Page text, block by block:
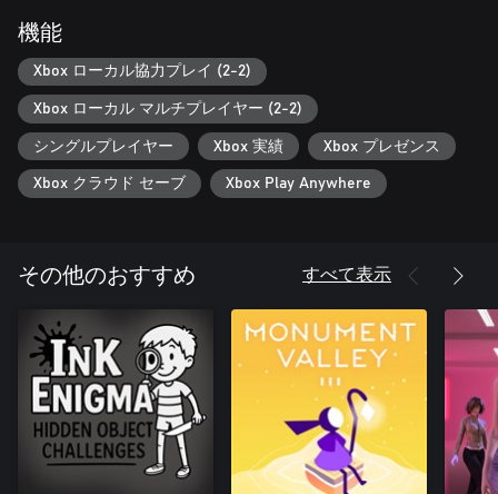
- Official Selection 2016 Day of the Devs_x000d_
機能
Xbox ローカル協力プレイ (2-2)
Xbox ローカル マルチプレイヤー (2-2)
シングルプレイヤー Xbox 実績 Xbox プレゼンス
Xbox クラウド セーブ Xbox Play Anywhere
その他のおすすめ すべて表示